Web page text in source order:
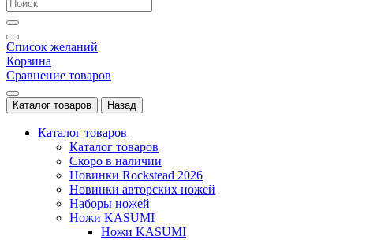
Список желаний
Корзина
Сравнение товаров
Каталог товаров Назад
Каталог товаров
Каталог товаров
Скоро в наличии
Новинки Rockstead 2026
Новинки авторских ножей
Наборы ножей
Ножи KASUMI
Ножи KASUMI